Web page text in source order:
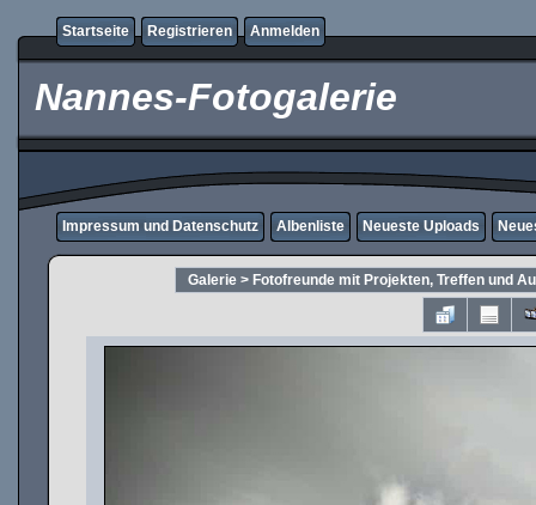
Startseite Registrieren Anmelden
Nannes-Fotogalerie
Impressum und Datenschutz Albenliste Neueste Uploads
Galerie> Fotofreunde mit Projekten, Treffen und